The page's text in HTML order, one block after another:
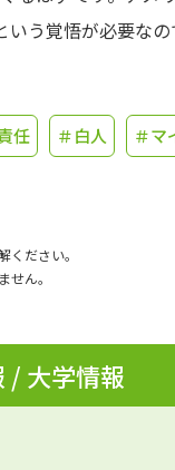
う覚悟が必要なの
任 ＃白人 ＃マ
ださい。
ん。
/ 大学情報